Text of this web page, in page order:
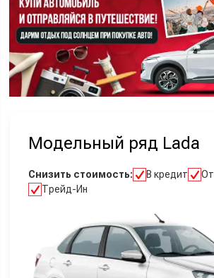
Модельный ряд Lada
Снизить стоимость: В кредит
Трейд-Ин